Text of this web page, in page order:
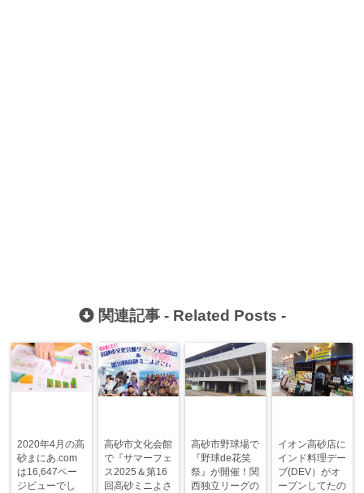
関連記事 - Related Posts -
2020年4月の高
砂まにあ.com
は16,647ペー
ジビューでし
高砂市文化会館
で『サマーフェ
ス2025＆第16
回高砂ミニよさ
高砂市野球場で
『野球de花笑
祭』が開催！関
西独立リーグの
イオン高砂店に
インド料理デー
ブ(DEV）がオ
ープンしてたの